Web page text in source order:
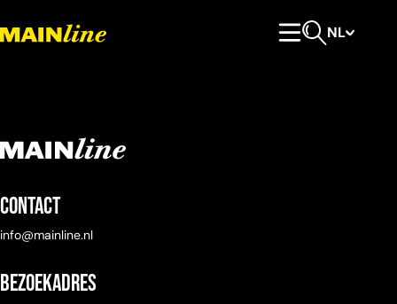
NL
Contact
info@mainline.nl
Bezoekadres